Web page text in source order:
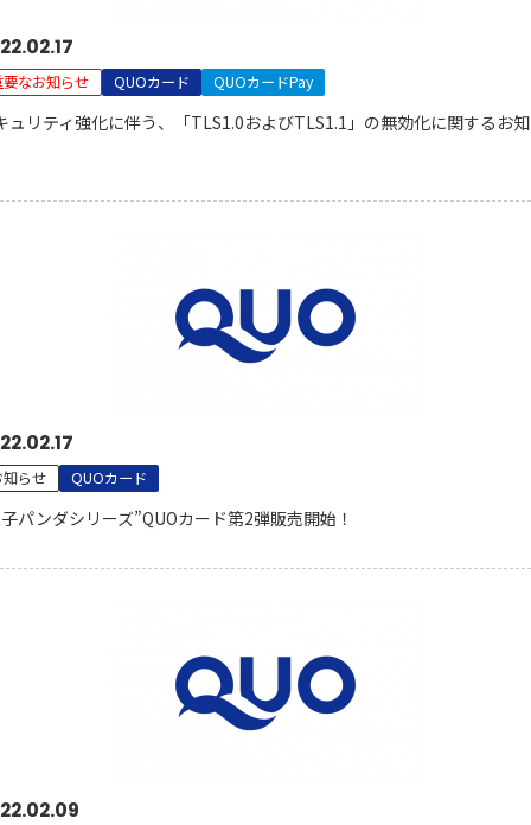
要なお知らせ QUOカード QUOカードPay
ュリティ強化に伴う、「TLS1.0およびTLS1.1」の無効化に関するお
知らせ QUOカード
パンダシリーズ”QUOカード第2弾販売開始！